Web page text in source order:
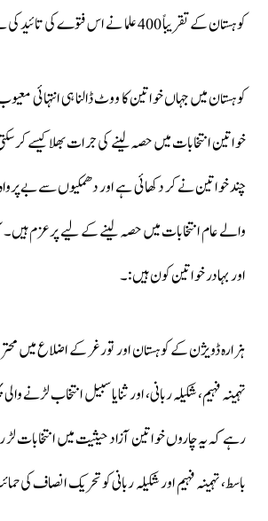
کوہستان کے تقریباً 400 علما نے اس فتوے کی تائید کی ہے۔
کوہستان میں جہاں خواتین کا ووٹ ڈالنا ہی انتہائی
خواتین انتخابات میں حصہ لینے کی جرات بھلا کیسے کر
والے عام انتخابات میں حصہ لینے کے لیے پرعزم ہیں۔
اور بہادر خواتین کون ہیں:۔
ہزارہ ڈویژن کے کوہستان اور تورغر کے اضلاع میں
تہمینہ فہیم، شکیلہ ربانی، اور ثنایا سبیل انتخاب لڑنے
رہے کہ یہ چاروں خواتین آزاد حیثیت میں انتخابات لڑ
باسط، تہمینہ فہیم اور شکیلہ ربانی کو تحریک انصاف